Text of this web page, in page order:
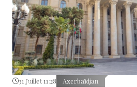
31 Juillet 11:28 Azerbaïdjan